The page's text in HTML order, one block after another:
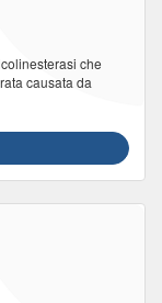
che
causata da